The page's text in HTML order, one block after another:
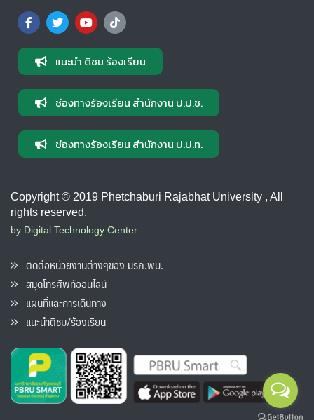
แนะนำ ติชม ร้องเรียน
ช่องทางร้องเรียน สำนักงาน ป.ป.ช.
ช่องทางร้องเรียน สำนักงาน ป.ป.ท.
Copyright © 2019 Phetchaburi Rajabhat University , All
rights reserved.
by Digital Technology Center
ติดต่อหน่วยงานต่างๆของ มรภ.พบ.
สมุดโทรศัพท์ออนไลน์
แผนที่และการเดินทาง
แนะนำติชม/ร้องเรียน